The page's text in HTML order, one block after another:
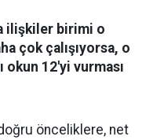
ilişkiler birimi o
çok çalışıyorsa, o
okun 12'yi vurması
önceliklere, net